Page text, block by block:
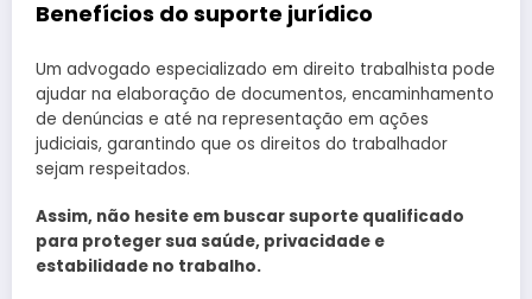
Benefícios do suporte jurídico
Um advogado especializado em direito trabalhista pode
ajudar na elaboração de documentos, encaminhamento
de denúncias e até na representação em ações
judiciais, garantindo que os direitos do trabalhador
sejam respeitados.
Assim, não hesite em buscar suporte qualificado
para proteger sua saúde, privacidade e
estabilidade no trabalho.